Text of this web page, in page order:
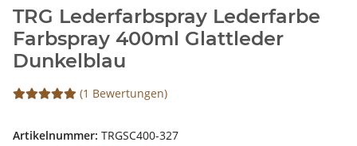
TRG Lederfarbspray Lederfarbe
Farbspray 400ml Glattleder
Dunkelblau
(1 Bewertungen)
Artikelnummer: TRGSC400-327